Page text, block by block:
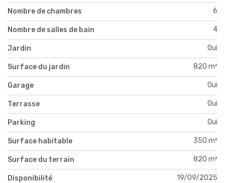
Nombre de chambres 6
Nombre de salles de bain 4
Jardin Oui
Surface du jardin 820 m²
Garage Oui
Terrasse Oui
Parking Oui
Surface habitable 350 m²
Surface du terrain 820 m²
Disponibilité 19/09/2025